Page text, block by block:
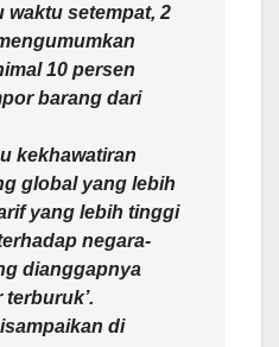
waktu setempat, 2
10 persen
barang dari
kekhawatiran
global yang lebih
yang lebih tinggi
negara-
dianggapnya
terburuk’.
di